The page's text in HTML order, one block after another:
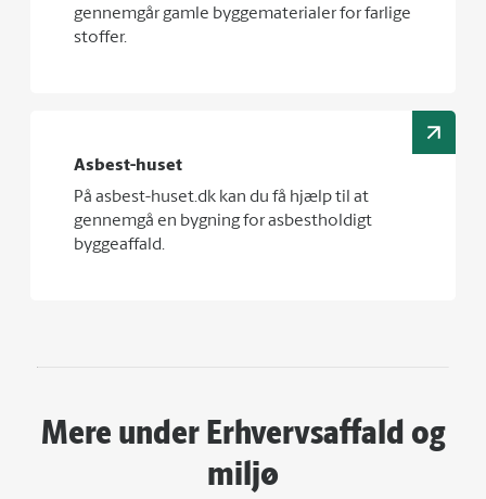
gennemgår gamle byggematerialer for farlige
stoffer.
Asbest-huset
På asbest-huset.dk kan du få hjælp til at
gennemgå en bygning for asbestholdigt
byggeaffald.
Mere under Erhvervsaffald og
miljø